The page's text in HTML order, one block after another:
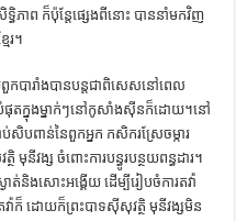
ភាព ក៏ប៉ុន្តែផ្សេងពីនោះ បាននាំមកវិញ
រ។
បារាំងបានបន្តជាពិសេសនៅពេល
បំផុតក្នុងម្នាក់ៗនៅកូសាំងស៊ីនក៏ដោយ។នៅ
ប់សិបពាន់នៃពួកអ្នក កសិករស្រែចម្ការ
នីវង្ស ចំពោះការបន្ធូរបន្ថយពន្ធដារ។
ាត់និងសោះអង្គើយ ដើម្បីរៀបចំការតវ៉ា
ក៏ ដោយក៏ព្រះបាទស៊ីសុវត្ថិ មុនីវង្សមិន